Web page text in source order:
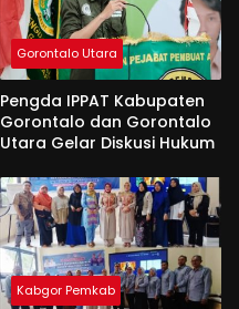
Gorontalo Utara
Pengda IPPAT Kabupaten
Gorontalo dan Gorontalo
Utara Gelar Diskusi Hukum
Kabgor Pemkab